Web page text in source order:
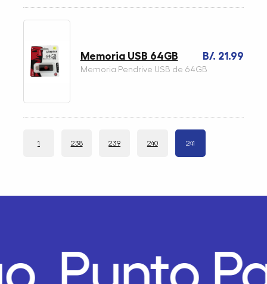
B/. 21.99
Memoria USB 64GB
Memoria Pendrive USB de 64GB
1 238 239 240 241